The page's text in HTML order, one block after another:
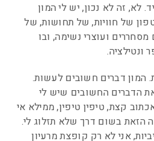
לא, זה לא נכון, יש לי המון
של חוויות, של תחושות, של
ועוצרי נשימה, ובו
ונטילציה.
המון דברים חשובים לעשות.
הדברים החשובים שיש לי
קצת, טיפין טיפין, ממילא אי
בשום דרך שלא תזלוג לי.
אני לא רק קופצת מרעיון